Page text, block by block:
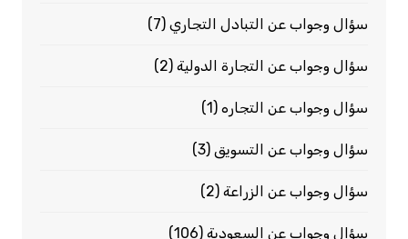
سؤال وجواب عن التبادل التجاري(7)
سؤال وجواب عن التجارة الدولية(2)
سؤال وجواب عن التجاره(1)
سؤال وجواب عن التسويق (3)
سؤال وجواب عن الزراعة(2)
سؤال وجواب عن السعودية(106)